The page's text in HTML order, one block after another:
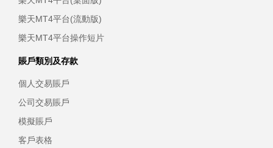
樂天MT4平台(流動版)
樂天MT4平台操作短片
賬戶類別及存款
個人交易賬戶
公司交易賬戶
模擬賬戶
客戶表格